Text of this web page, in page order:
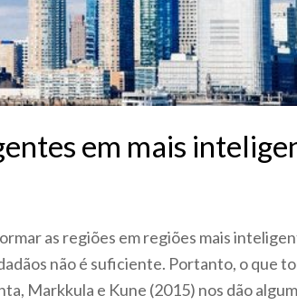
em mais
as regiões em regiões mais
não é suficiente. Portanto, o que
Markkula e Kune (2015) nos dão